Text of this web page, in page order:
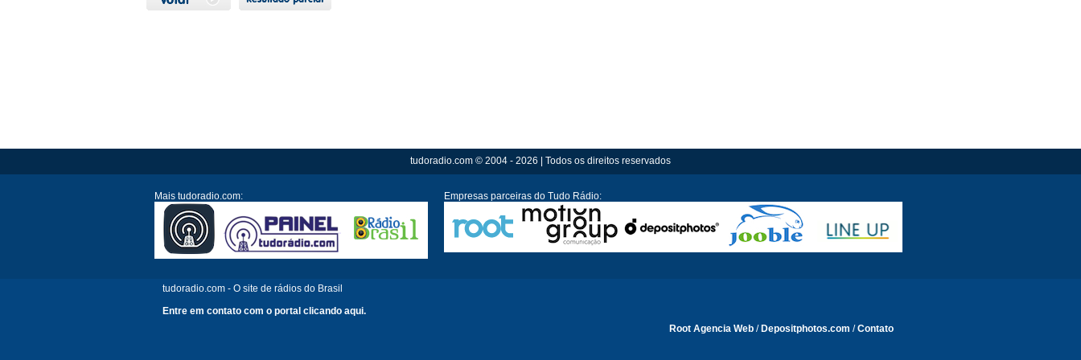
tudoradio.com © 2004 - 2026 | Todos os direitos reservados
Mais tudoradio.com: Empresas parceiras do Tudo Rádio:
tudoradio.com - O site de rádios do Brasil
Entre em contato com o portal clicando aqui.
Root Agencia Web / Depositphotos.com /Contato